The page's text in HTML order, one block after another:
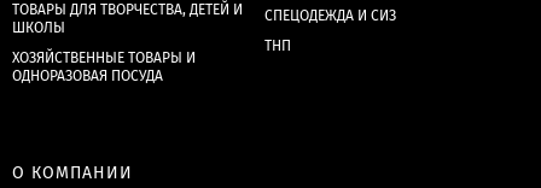
ТОВАРЫ ДЛЯ ТВОРЧЕСТВА, ДЕТЕЙ И
ШКОЛЫ
ХОЗЯЙСТВЕННЫЕ ТОВАРЫ И
ОДНОРАЗОВАЯ ПОСУДА
СПЕЦОДЕЖДА И СИЗ
ТНП
О КОМПАНИИ